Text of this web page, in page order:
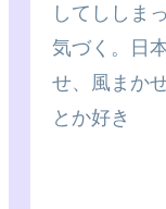
してししま
気づく。日
せ、風まか
とか好き